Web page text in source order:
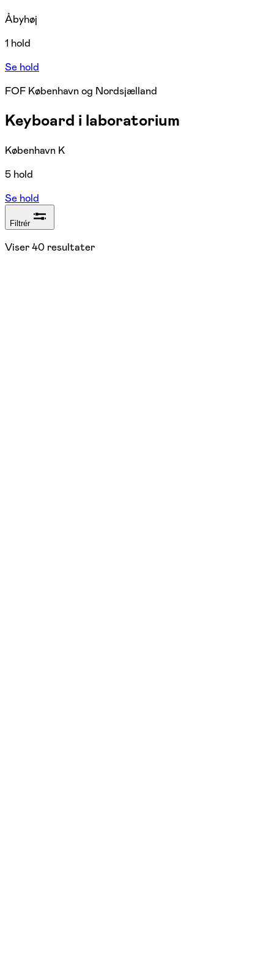
Åbyhøj
1 hold
Se hold
FOF København og Nordsjælland
Keyboard i laboratorium
København K
5 hold
Se hold
Filtrér
Viser40 resultater